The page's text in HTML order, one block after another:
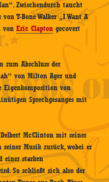
Zwischendurch taucht
von T-Bone Walker „I Want A
vonEric Clapton gecovert
zum Abschluss der
von Milton Ager und
Eigenkomposition von
Sprechgesanges mit
McClinton mit seiner
seiner Musik zurück, wobei er
einer starken
So schließt sich also der